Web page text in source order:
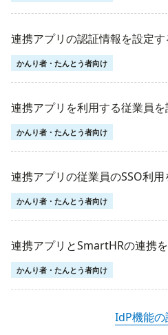
連携アプリの認証情報を設定す
かんり者・たんとう者向け
連携アプリを利用する従業員を
かんり者・たんとう者向け
連携アプリの従業員のSSO利
かんり者・たんとう者向け
連携アプリとSmartHRの連携
かんり者・たんとう者向け
IdP機能